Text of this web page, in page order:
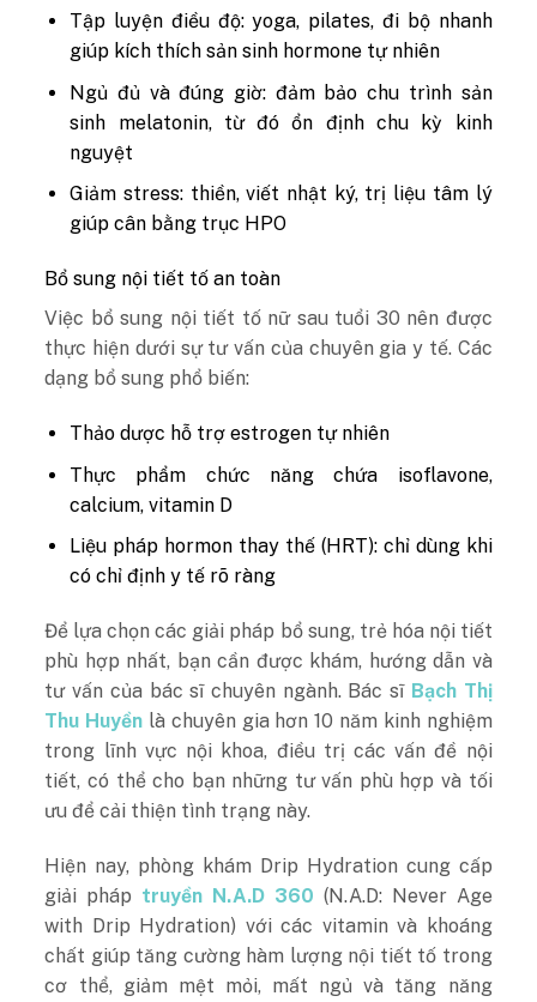
Tập luyện điều độ: yoga, pilates, đi bộ nhanh
giúp kích thích sản sinh hormone tự nhiên
Ngủ đủ và đúng giờ: đảm bảo chu trình sản
sinh melatonin, từ đó ổn định chu kỳ kinh
nguyệt
Giảm stress: thiền, viết nhật ký, trị liệu tâm lý
giúp cân bằng trục HPO
Bổ sung nội tiết tố an toàn
Việc bổ sung nội tiết tố nữ sau tuổi 30 nên được
thực hiện dưới sự tư vấn của chuyên gia y tế. Các
dạng bổ sung phổ biến:
Thảo dược hỗ trợ estrogen tự nhiên
Thực phẩm chức năng chứa isoflavone,
calcium, vitamin D
Liệu pháp hormon thay thế (HRT): chỉ dùng khi
có chỉ định y tế rõ ràng
Để lựa chọn các giải pháp bổ sung, trẻ hóa nội tiết
phù hợp nhất, bạn cần được khám, hướng dẫn và
tư vấn của bác sĩ chuyên ngành. Bác sĩ Bạch Thị
Thu Huyền là chuyên gia hơn 10 năm kinh nghiệm
trong lĩnh vực nội khoa, điều trị các vấn đề nội
tiết, có thể cho bạn những tư vấn phù hợp và tối
ưu để cải thiện tình trạng này.
Hiện nay, phòng khám Drip Hydration cung cấp
giải pháp truyền N.A.D 360 (N.A.D: Never Age
with Drip Hydration) với các vitamin và khoáng
chất giúp tăng cường hàm lượng nội tiết tố trong
cơ thể, giảm mệt mỏi, mất ngủ và tăng năng